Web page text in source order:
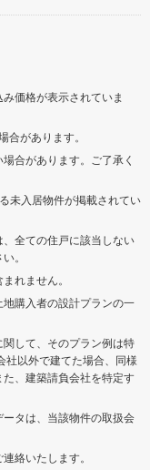
価格が表示されていま
があります。
合があります。ご了承く
未入居物件が掲載されてい
、全ての住戸に該当しない
。
れません。
地購入者の設計プランの一
関して、そのプラン例は特
社以外で建てた場合、同様
、建築請負会社を特定す
タは、当該物件の取扱会
絡いたします。